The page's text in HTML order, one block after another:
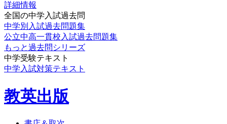
詳細情報
全国の中学入試過去問
中学別入試過去問題集
公立中高一貫校入試過去問題集
もっと過去問シリーズ
中学受験テキスト
中学入試対策テキスト
教英出版